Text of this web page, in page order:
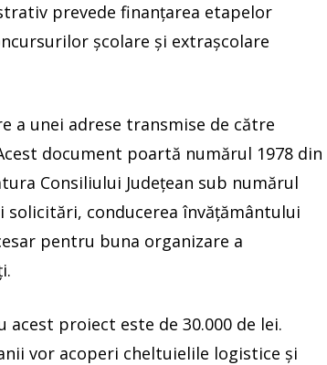
prevede finanțarea etapelor
școlare și extrașcolare
a unei adrese transmise de către
document poartă numărul 1978 din
Consiliului Județean sub numărul
solicitări, conducerea învățământului
pentru buna organizare a
proiect este de 30.000 de lei.
vor acoperi cheltuielile logistice și